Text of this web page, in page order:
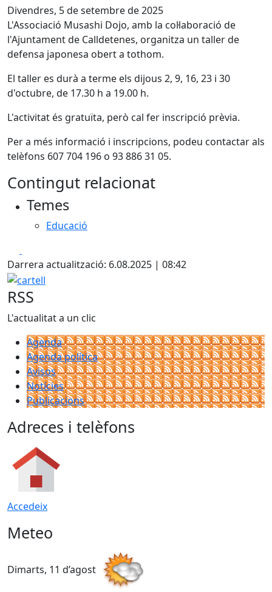
Divendres, 5 de setembre de 2025
L'Associació Musashi Dojo, amb la col·laboració de
l'Ajuntament de Calldetenes, organitza un taller de
defensa japonesa obert a tothom.
El taller es durà a terme els dijous 2, 9, 16, 23 i 30
d'octubre, de 17.30 h a 19.00 h.
L'activitat és gratuïta, però cal fer inscripció prèvia.
Per a més informació i inscripcions, podeu contactar als
telèfons 607 704 196 o 93 886 31 05.
Contingut relacionat
Temes
Educació
Darrera actualització: 6.08.2025 | 08:42
cartell
RSS
L'actualitat a un clic
Agenda
Agenda política
Avisos
Notícies
Publicacions
Adreces i telèfons
Accedeix
Meteo
Dimarts, 11 d’agost